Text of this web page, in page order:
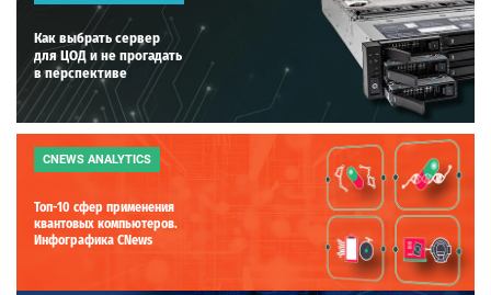
Как выбрать сервер
для ЦОД и не прогадать
в перспективе
CNEWS ANALYTICS
Топ-10 сфер применения
квантовых компьютеров.
Инфографика CNews